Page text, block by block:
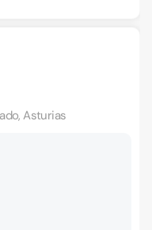
Asturias